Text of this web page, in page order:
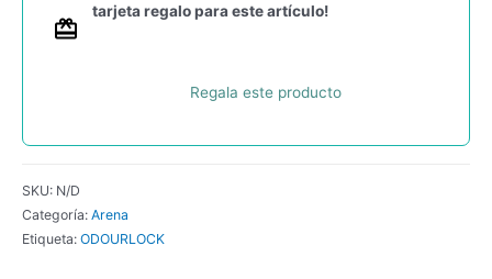
tarjeta regalo para este artículo!
Regala este producto
SKU: N/D
Categoría: Arena
Etiqueta: ODOURLOCK